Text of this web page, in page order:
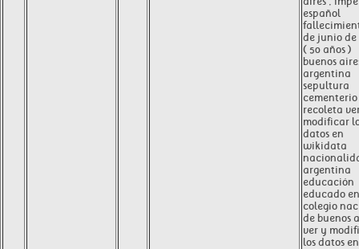
español
de junio de
( 50 años )
buenos
argentina
sepultura
recoleta
modificar
datos en
wikidata
argentina
educación
educado en
colegio
de buenos
ver y
los datos en